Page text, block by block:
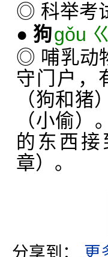
◎ 科举考
● 狗gǒu
◎ 哺乳动
守门户，
（狗和猪
（小偷
的东西
章）。
分享到： 更